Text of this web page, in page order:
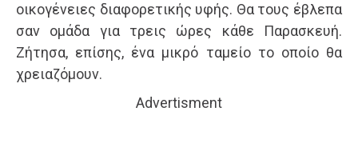
οικογένειες διαφορε­τικής υφής. Θα τους έβλεπα
σαν ομάδα για τρεις ώρες κάθε Παρασκευή.
Ζήτησα, επίσης, ένα μικρό ταμείο το οποίο θα
χρειαζόμουν.
Advertisment